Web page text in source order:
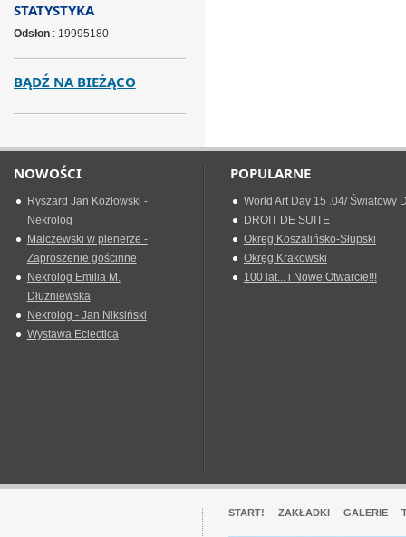
STATYSTYKA
Odsłon: 19995180
BĄDŹ NA BIEŻĄCO
NOWOŚCI
Ryszard Jan Kozłowski -
Nekrolog
Malczewski w plenerze -
Zaproszenie gościnne
Nekrolog Emilia M.
Dłużniewska
Nekrolog - Jan Niksiński
Wystawa Eclectica
POPULARNE
World Art Day 15 .04/ Światowy
DROIT DE SUITE
Okreg Koszalińsko-Słupski
Okręg Krakowski
100 lat... i Nowe Otwarcie!!!
START! ZAKŁADKI GALERIE